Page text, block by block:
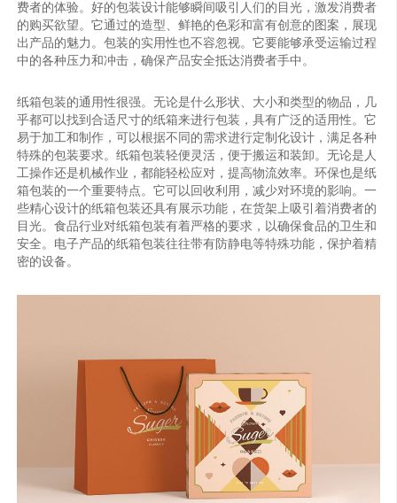
费者的体验。好的包装设计能够瞬间吸引人们的目光，激发消费者
的购买欲望。它通过的造型、鲜艳的色彩和富有创意的图案，展现
出产品的魅力。包装的实用性也不容忽视。它要能够承受运输过程
中的各种压力和冲击，确保产品安全抵达消费者手中。
纸箱包装的通用性很强。无论是什么形状、大小和类型的物品，几
乎都可以找到合适尺寸的纸箱来进行包装，具有广泛的适用性。它
易于加工和制作，可以根据不同的需求进行定制化设计，满足各种
特殊的包装要求。纸箱包装轻便灵活，便于搬运和装卸。无论是人
工操作还是机械作业，都能轻松应对，提高物流效率。环保也是纸
箱包装的一个重要特点。它可以回收利用，减少对环境的影响。一
些精心设计的纸箱包装还具有展示功能，在货架上吸引着消费者的
目光。食品行业对纸箱包装有着严格的要求，以确保食品的卫生和
安全。电子产品的纸箱包装往往带有防静电等特殊功能，保护着精
密的设备。